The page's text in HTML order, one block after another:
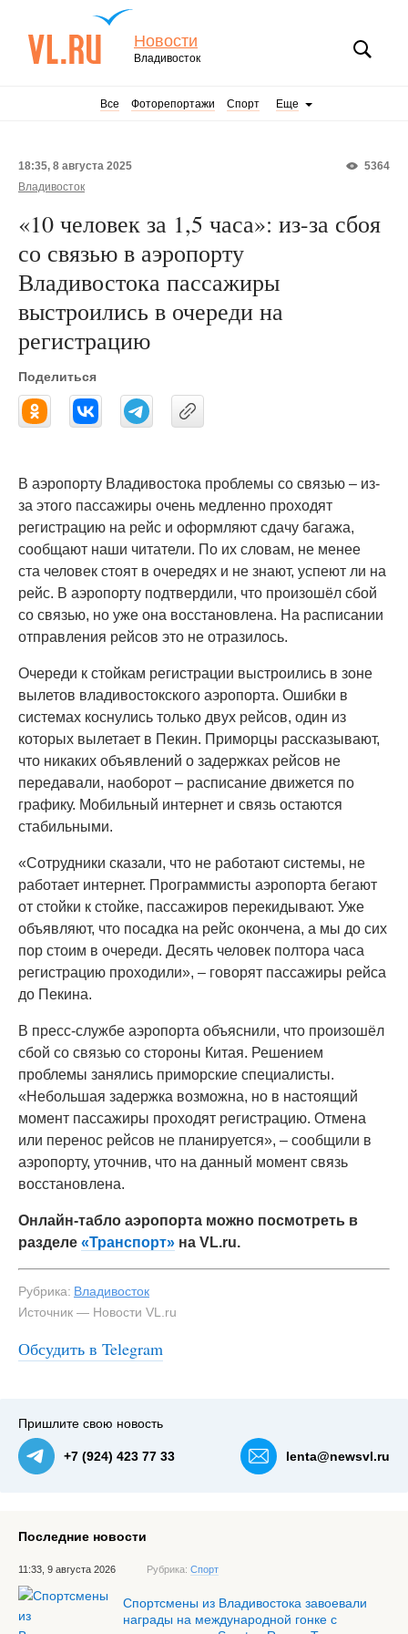
Новости
Владивосток
Все Фоторепортажи Спорт Еще
5364
18:35, 8 августа 2025
Владивосток
«10 человек за 1,5 часа»: из-за сбоя
со связью в аэропорту
Владивостока пассажиры
выстроились в очереди на
регистрацию
Поделиться
В аэропорту Владивостока проблемы со связью – из-
за этого пассажиры очень медленно проходят
регистрацию на рейс и оформляют сдачу багажа,
сообщают наши читатели. По их словам, не менее
ста человек стоят в очередях и не знают, успеют ли на
рейс. В аэропорту подтвердили, что произошёл сбой
со связью, но уже она восстановлена. На расписании
отправления рейсов это не отразилось.
Очереди к стойкам регистрации выстроились в зоне
вылетов владивостокского аэропорта. Ошибки в
системах коснулись только двух рейсов, один из
которых вылетает в Пекин. Приморцы рассказывают,
что никаких объявлений о задержках рейсов не
передавали, наоборот – расписание движется по
графику. Мобильный интернет и связь остаются
стабильными.
«Сотрудники сказали, что не работают системы, не
работает интернет. Программисты аэропорта бегают
от стойки к стойке, пассажиров перекидывают. Уже
объявляют, что посадка на рейс окончена, а мы до сих
пор стоим в очереди. Десять человек полтора часа
регистрацию проходили», – говорят пассажиры рейса
до Пекина.
В пресс-службе аэропорта объяснили, что произошёл
сбой со связью со стороны Китая. Решением
проблемы занялись приморские специалисты.
«Небольшая задержка возможна, но в настоящий
момент пассажиры проходят регистрацию. Отмена
или перенос рейсов не планируется», – сообщили в
аэропорту, уточнив, что на данный момент связь
восстановлена.
Онлайн-табло аэропорта можно посмотреть в
разделе «Транспорт» на VL.ru.
Рубрика: Владивосток
Источник — Новости VL.ru
Обсудить в Telegram
Пришлите свою новость
+7 (924) 423 77 33 lenta@newsvl.ru
Последние новости
11:33, 9 августа 2026 Рубрика: Спорт
Спортсмены из Владивостока завоевали
награды на международной гонке с